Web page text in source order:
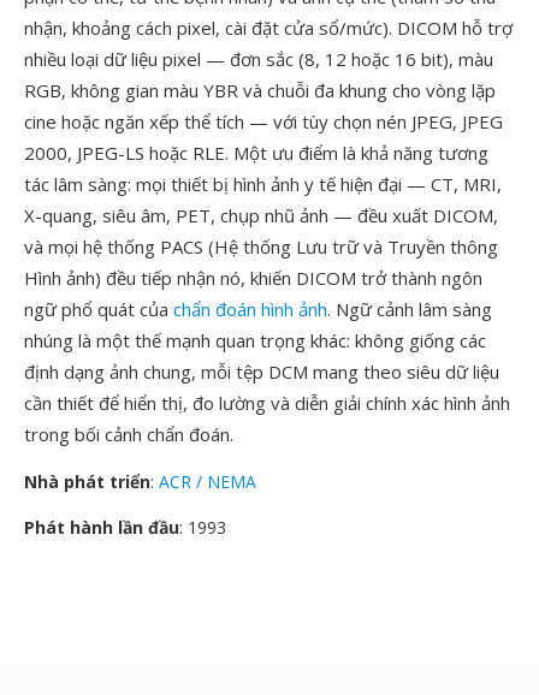
nhận, khoảng cách pixel, cài đặt cửa sổ/mức). DICOM hỗ trợ
nhiều loại dữ liệu pixel — đơn sắc (8, 12 hoặc 16 bit), màu
RGB, không gian màu YBR và chuỗi đa khung cho vòng lặp
cine hoặc ngăn xếp thể tích — với tùy chọn nén JPEG, JPEG
2000, JPEG-LS hoặc RLE. Một ưu điểm là khả năng tương
tác lâm sàng: mọi thiết bị hình ảnh y tế hiện đại — CT, MRI,
X-quang, siêu âm, PET, chụp nhũ ảnh — đều xuất DICOM,
và mọi hệ thống PACS (Hệ thống Lưu trữ và Truyền thông
Hình ảnh) đều tiếp nhận nó, khiến DICOM trở thành ngôn
ngữ phổ quát của chẩn đoán hình ảnh. Ngữ cảnh lâm sàng
nhúng là một thế mạnh quan trọng khác: không giống các
định dạng ảnh chung, mỗi tệp DCM mang theo siêu dữ liệu
cần thiết để hiển thị, đo lường và diễn giải chính xác hình ảnh
trong bối cảnh chẩn đoán.
Nhà phát triển: ACR / NEMA
Phát hành lần đầu: 1993